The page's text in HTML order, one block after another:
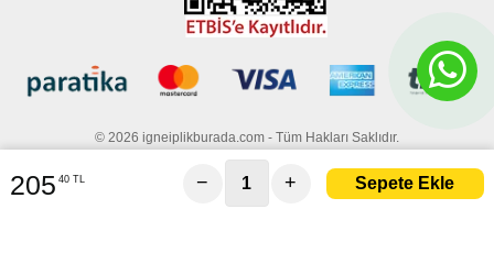
© 2026 igneiplikburada.com - Tüm Hakları Saklıdır.
205 40 TL − +